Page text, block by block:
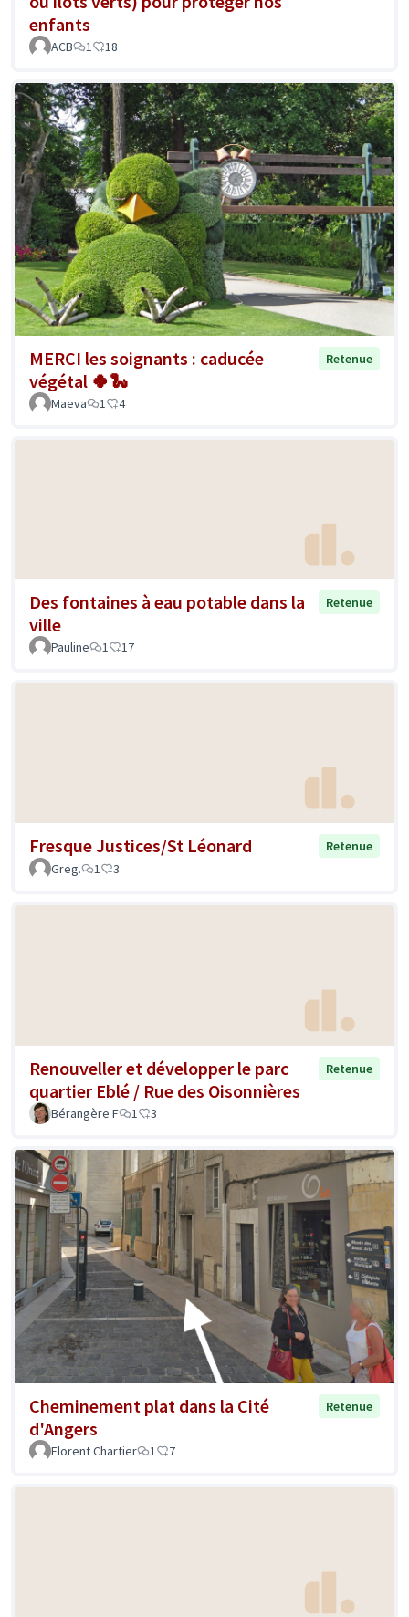
enfants
ACB 1 18
MERCI les soignants : caducée
végétal 🍀🐍
Retenue
Maeva 1 4
Des fontaines à eau potable dans la
ville
Retenue
Pauline 1 17
Fresque Justices/St Léonard
Retenue
Greg.
1 3
Renouveller et développer le parc
quartier Eblé / Rue des Oisonnières
Retenue
Bérangère F 1 3
Cheminement plat dans la Cité
d'Angers
Retenue
Florent Chartier 1 7